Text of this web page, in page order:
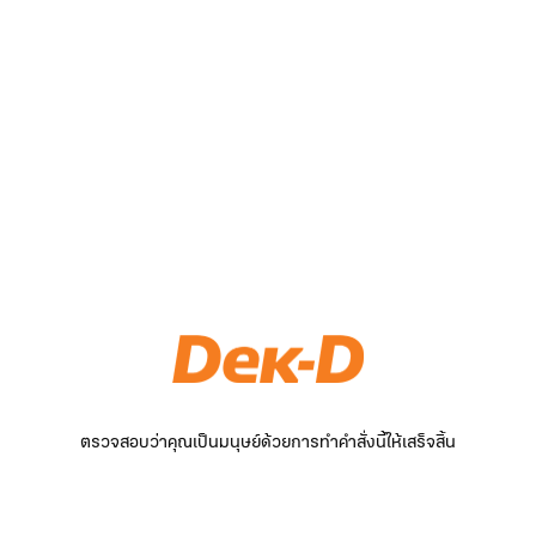
ตรวจสอบว่าคุณเป็นมนุษย์ด้วยการทำคำสั่งนี้ให้เสร็จสิ้น